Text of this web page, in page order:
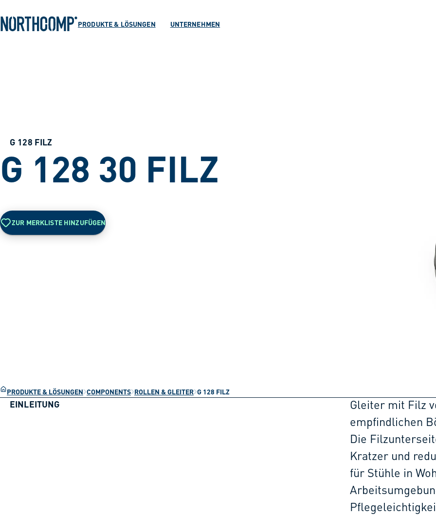
Zur Navigation springen
PRODUKTE & LÖSUNGEN UNTERNEHMEN
G 128 FILZ
G 128 30 FILZ
ZUR MERKLISTE HINZUFÜGEN
PRODUKTE & LÖSUNGEN COMPONENTS ROLLEN & GLEITER G 128 FILZ
EINLEITUNG
Gleiter mit Filz
empfindlichen
Die
Kratzer und
für Stühle in